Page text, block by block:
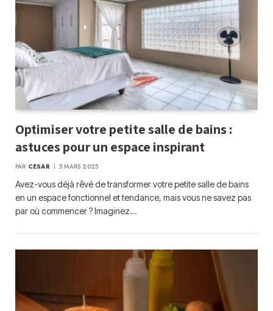
Optimiser votre petite salle de bains :
astuces pour un espace inspirant
PAR CESAR 5 MARS 2025
Avez-vous déjà rêvé de transformer votre petite salle de bains
en un espace fonctionnel et tendance, mais vous ne savez pas
par où commencer ? Imaginez…